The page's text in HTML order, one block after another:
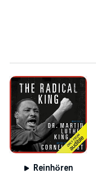
Reinhören